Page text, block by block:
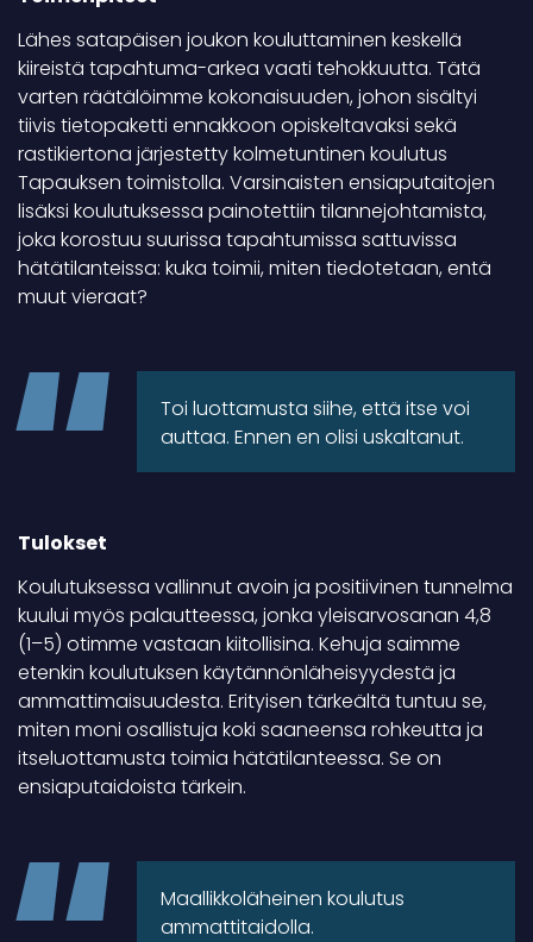
Lähes satapäisen joukon kouluttaminen keskellä
kiireistä tapahtuma-arkea vaati tehokkuutta. Tätä
varten räätälöimme kokonaisuuden, johon sisältyi
tiivis tietopaketti ennakkoon opiskeltavaksi sekä
rastikiertona järjestetty kolmetuntinen koulutus
Tapauksen toimistolla. Varsinaisten ensiaputaitojen
lisäksi koulutuksessa painotettiin tilannejohtamista,
joka korostuu suurissa tapahtumissa sattuvissa
hätätilanteissa: kuka toimii, miten tiedotetaan, entä
muut vieraat?
Toi luottamusta siihe, että itse voi
auttaa. Ennen en olisi uskaltanut.
Tulokset
Koulutuksessa vallinnut avoin ja positiivinen tunnelma
kuului myös palautteessa, jonka yleisarvosanan 4,8
(1–5) otimme vastaan kiitollisina. Kehuja saimme
etenkin koulutuksen käytännönläheisyydestä ja
ammattimaisuudesta. Erityisen tärkeältä tuntuu se,
miten moni osallistuja koki saaneensa rohkeutta ja
itseluottamusta toimia hätätilanteessa. Se on
ensiaputaidoista tärkein.
Maallikkoläheinen koulutus
ammattitaidolla.